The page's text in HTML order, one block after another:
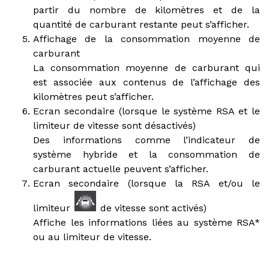
partir du nombre de kilomètres et de la
quantité de carburant restante peut s’afficher.
Affichage de la consommation moyenne de
carburant
La consommation moyenne de carburant qui
est associée aux contenus de l’affichage des
kilomètres peut s’afficher.
Ecran secondaire (lorsque le système RSA et le
limiteur de vitesse sont désactivés)
Des informations comme l’indicateur de
système hybride et la consommation de
carburant actuelle peuvent s’afficher.
Ecran secondaire (lorsque la RSA et/ou le
limiteur
de vitesse sont activés)
Affiche les informations liées au système RSA*
ou au limiteur de vitesse.